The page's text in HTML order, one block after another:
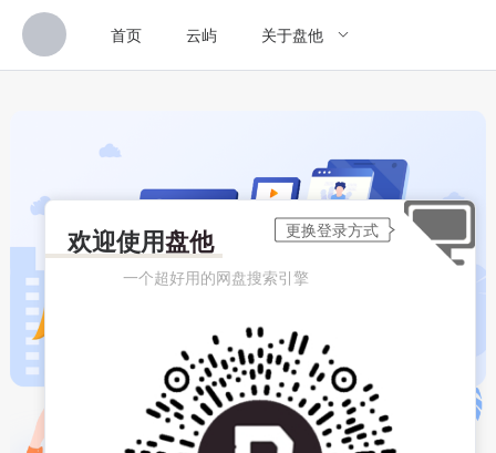
首页 云屿 关于盘他
欢迎使用盘他
一个超好用的网盘搜索引擎